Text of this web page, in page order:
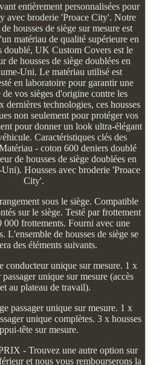
entièrement personnalisées pour
avec broderie 'Proace City'. Notre
housses de siège sur mesure est
matériau de qualité supérieure en
doublé, UK Custom Covers est le
de housses de siège doublées en
Uni. Le matériau utilisé est
en laboratoire pour garantir une
vos sièges d'origine contre les
dernières technologies, ces housses
non seulement pour protéger vos
pour donner un look ultra-élégant
Caractéristiques clés des
- coton 600 deniers doublé
de housses de siège doublées en
Housses avec broderie 'Proace
City'.
sous le siège. Compatible
sur le siège. Testé par frottement
000 frottements. Fourni avec une
L'ensemble de housses de siège se
des éléments suivants.
conducteur unique sur mesure. 1 x
unique sur mesure (accès
au plateau de travail).
passager unique sur mesure. 1 x
unique complètes. 3 x housses
tête sur mesure.
- Trouvez une autre option sur
et nous vous rembourserons la